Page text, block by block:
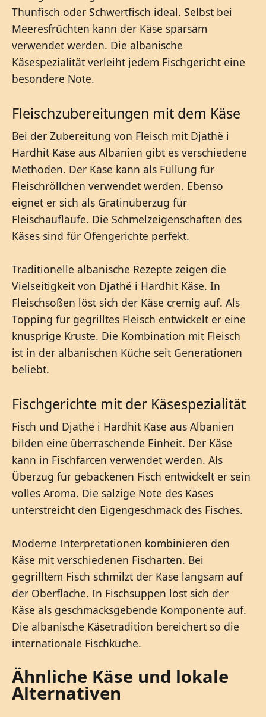
Thunfisch oder Schwertfisch ideal. Selbst bei
Meeresfrüchten kann der Käse sparsam
verwendet werden. Die albanische
Käsespezialität verleiht jedem Fischgericht eine
besondere Note.
Fleischzubereitungen mit dem Käse
Bei der Zubereitung von Fleisch mit Djathë i
Hardhit Käse aus Albanien gibt es verschiedene
Methoden. Der Käse kann als Füllung für
Fleischröllchen verwendet werden. Ebenso
eignet er sich als Gratinüberzug für
Fleischaufläufe. Die Schmelzeigenschaften des
Käses sind für Ofengerichte perfekt.
Traditionelle albanische Rezepte zeigen die
Vielseitigkeit von Djathë i Hardhit Käse. In
Fleischsoßen löst sich der Käse cremig auf. Als
Topping für gegrilltes Fleisch entwickelt er eine
knusprige Kruste. Die Kombination mit Fleisch
ist in der albanischen Küche seit Generationen
beliebt.
Fischgerichte mit der Käsespezialität
Fisch und Djathë i Hardhit Käse aus Albanien
bilden eine überraschende Einheit. Der Käse
kann in Fischfarcen verwendet werden. Als
Überzug für gebackenen Fisch entwickelt er sein
volles Aroma. Die salzige Note des Käses
unterstreicht den Eigengeschmack des Fisches.
Moderne Interpretationen kombinieren den
Käse mit verschiedenen Fischarten. Bei
gegrilltem Fisch schmilzt der Käse langsam auf
der Oberfläche. In Fischsuppen löst sich der
Käse als geschmacksgebende Komponente auf.
Die albanische Käsetradition bereichert so die
internationale Fischküche.
Ähnliche Käse und lokale
Alternativen